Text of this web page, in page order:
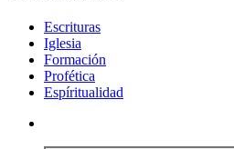
Escrituras
Iglesia
Formación
Profética
Espíritualidad